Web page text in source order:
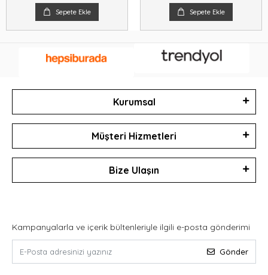
Sepete Ekle Sepete Ekle
Kurumsal
Müşteri Hizmetleri
Bize Ulaşın
Kampanyalarla ve içerik bültenleriyle ilgili e-posta gönderimi
Gönder